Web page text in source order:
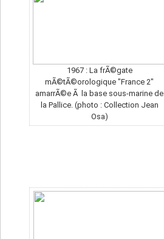
1967 : La frÃ©gate
mÃ©tÃ©orologique "France 2"
amarrÃ©e Ã la base sous-marine de
la Pallice. (photo : Collection Jean
Osa)